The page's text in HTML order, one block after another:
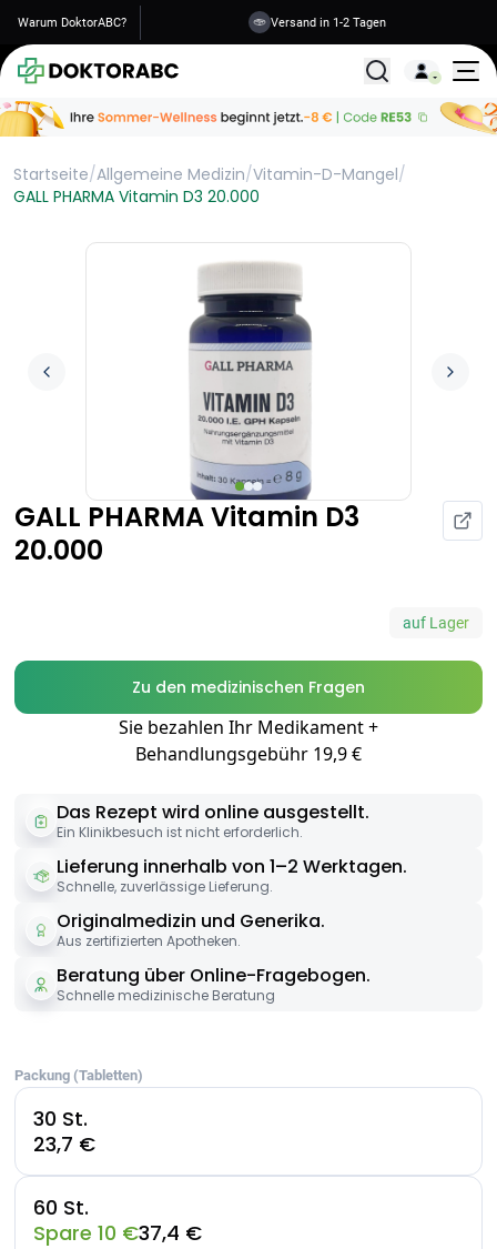
Warum DoktorABC? Versand in 1-2 Tagen
Alle
Startseite/Allgemeine Medizin/Vitamin-D-Mangel/
GALL PHARMA Vitamin D3 20.000
GALL PHARMA Vitamin D3
20.000
auf Lager
Zu den medizinischen Fragen
Sie bezahlen Ihr Medikament +
Behandlungsgebühr 19,9 €
Das Rezept wird online ausgestellt.
Ein Klinikbesuch ist nicht erforderlich.
Lieferung innerhalb von 1–2 Werktagen.
Schnelle, zuverlässige Lieferung.
Originalmedizin und Generika.
Aus zertifizierten Apotheken.
Beratung über Online-Fragebogen.
Schnelle medizinische Beratung
Packung (Tabletten)
30 St.
23,7 €
60 St.
Spare 10 €37,4 €